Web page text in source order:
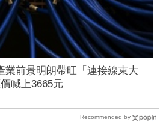
業前景明朗帶旺「連接線束大
喊上3665元
Recommended by